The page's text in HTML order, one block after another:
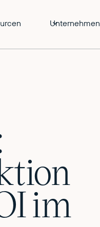
Unternehmen
im